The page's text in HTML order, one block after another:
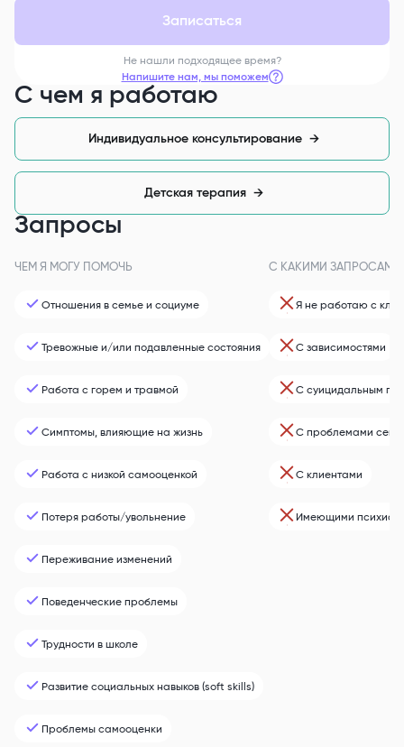
Записаться
Не нашли подходящее время?
Напишите нам, мы поможем
С чем я работаю
Индивидуальное консультирование →
Детская терапия →
Запросы
ЧЕМ Я МОГУ ПОМОЧЬ
Отношения в семье и социуме
Тревожные и/или подавленные состояния
Работа с горем и травмой
Симптомы, влияющие на жизнь
Работа с низкой самооценкой
Потеря работы/увольнение
Переживание изменений
Поведенческие проблемы
Трудности в школе
Развитие социальных навыков (soft skills)
Проблемы самооценки
С КАКИМИ ЗАПРОСАМИ
Я не работаю с
С зависимостями
С суицидальным
С проблемами
С клиентами
Имеющими